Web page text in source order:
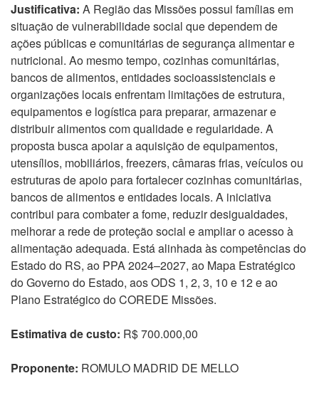
Justificativa: A Região das Missões possui famílias em
situação de vulnerabilidade social que dependem de
ações públicas e comunitárias de segurança alimentar e
nutricional. Ao mesmo tempo, cozinhas comunitárias,
bancos de alimentos, entidades socioassistenciais e
organizações locais enfrentam limitações de estrutura,
equipamentos e logística para preparar, armazenar e
distribuir alimentos com qualidade e regularidade. A
proposta busca apoiar a aquisição de equipamentos,
utensílios, mobiliários, freezers, câmaras frias, veículos ou
estruturas de apoio para fortalecer cozinhas comunitárias,
bancos de alimentos e entidades locais. A iniciativa
contribui para combater a fome, reduzir desigualdades,
melhorar a rede de proteção social e ampliar o acesso à
alimentação adequada. Está alinhada às competências do
Estado do RS, ao PPA 2024–2027, ao Mapa Estratégico
do Governo do Estado, aos ODS 1, 2, 3, 10 e 12 e ao
Plano Estratégico do COREDE Missões.
Estimativa de custo: R$ 700.000,00
Proponente: ROMULO MADRID DE MELLO